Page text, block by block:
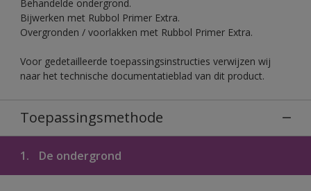
Behandelde ondergrond.
Bijwerken met Rubbol Primer Extra.
Overgronden / voorlakken met Rubbol Primer Extra.
Voor gedetailleerde toepassingsinstructies verwijzen wij
naar het technische documentatieblad van dit product.
Toepassingsmethode
1. De ondergrond